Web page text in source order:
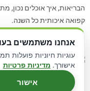
הבריאות, איך אוכלים נכון,
קפואה איכותית כל השנה.
אנחנו משתמשים
עוגיות חיוניות פועלות
אישורך. מדיניות פרטיות
אישור